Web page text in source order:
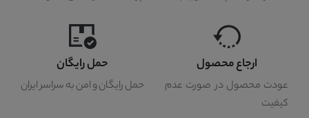
ارجاع محصول
عودت محصول در صورت عدم
کیفیت
حمل رایگان
حمل رایگان و امن به سراسر ایران